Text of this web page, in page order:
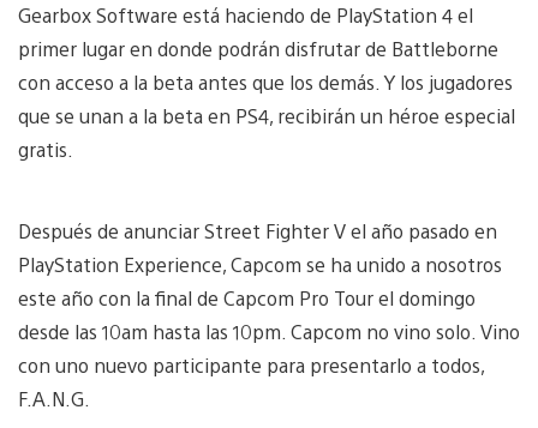
Gearbox Software está haciendo de PlayStation 4 el
primer lugar en donde podrán disfrutar de Battleborne
con acceso a la beta antes que los demás. Y los jugadores
que se unan a la beta en PS4, recibirán un héroe especial
gratis.
Después de anunciar Street Fighter V el año pasado en
PlayStation Experience, Capcom se ha unido a nosotros
este año con la final de Capcom Pro Tour el domingo
desde las 10am hasta las 10pm. Capcom no vino solo. Vino
con uno nuevo participante para presentarlo a todos,
F.A.N.G.